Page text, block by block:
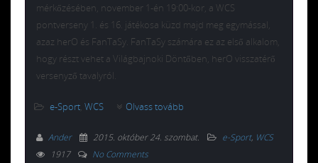
mérkőzésében, november 1-én 19:00-kor, a WCS
pontverseny 1. és 16. játékosa küzd majd meg egymással,
azaz herO és FanTaSy. FanTaSy számára ez az első alkalom,
hogy részt vehet a Világbajnoki Döntőben, herO visszatérő
versenyző tavalyról.
e-Sport, WCS Olvass tovább
Ander 2015. október 24. szombat. e-Sport, WCS
1917
No Comments